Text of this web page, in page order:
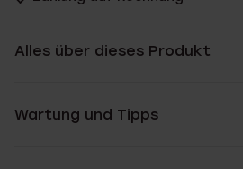
Alles über dieses Produkt
Wartung und Tipps